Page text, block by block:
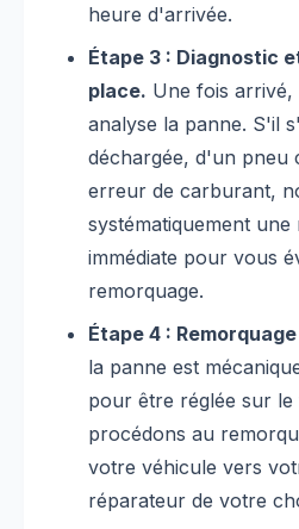
heure d'arrivée.
Étape 3 : Diagnostic
place. Une fois
analyse la panne. S'il
déchargée, d'un pneu
erreur de carburant,
systématiquement une
immédiate pour vous
remorquage.
Étape 4 :
la panne est
pour être réglée sur
procédons au
votre véhicule vers
réparateur de votre